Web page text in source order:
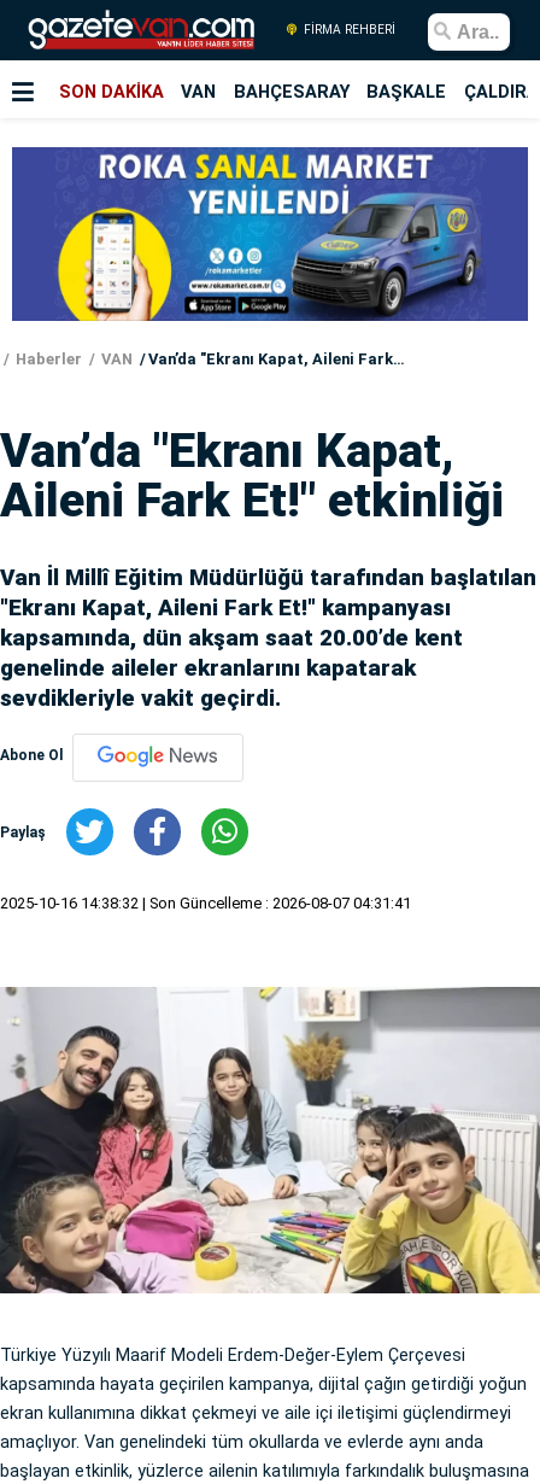
FİRMA REHBERİ
SON DAKİKA VAN BAHÇESARAY BAŞKALE
Haberler VAN Van’da "Ekranı Kapat, Aileni Fark Et!" etkinliği
Van’da "Ekranı Kapat,
Aileni Fark Et!" etkinliği
Van İl Millî Eğitim Müdürlüğü tarafından başlatılan
"Ekranı Kapat, Aileni Fark Et!" kampanyası
kapsamında, dün akşam saat 20.00’de kent
genelinde aileler ekranlarını kapatarak
sevdikleriyle vakit geçirdi.
Abone Ol
Paylaş
2025-10-16 14:38:32 | Son Güncelleme : 2026-08-07 04:31:41
Türkiye Yüzyılı Maarif Modeli Erdem-Değer-Eylem Çerçevesi
kapsamında hayata geçirilen kampanya, dijital çağın getirdiği yoğun
ekran kullanımına dikkat çekmeyi ve aile içi iletişimi güçlendirmeyi
amaçlıyor. Van genelindeki tüm okullarda ve evlerde aynı anda
başlayan etkinlik, yüzlerce ailenin katılımıyla farkındalık buluşmasına